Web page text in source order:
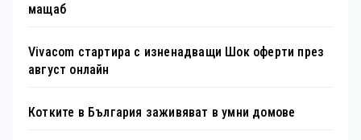
мащаб
Vivacom стартира с изненадващи Шок оферти през
август онлайн
Котките в България заживяват в умни домове